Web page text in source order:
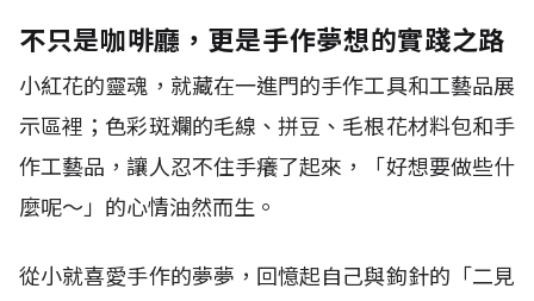
不只是咖啡廳，更是手作夢想的實踐之路
小紅花的靈魂，就藏在一進門的手作工具和工藝品展
示區裡；色彩斑斕的毛線、拼豆、毛根花材料包和手
作工藝品，讓人忍不住手癢了起來，「好想要做些什
麼呢～」的心情油然而生。
從小就喜愛手作的夢夢，回憶起自己與鉤針的「二見